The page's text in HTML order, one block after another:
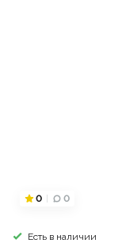
0 0
Есть в наличии